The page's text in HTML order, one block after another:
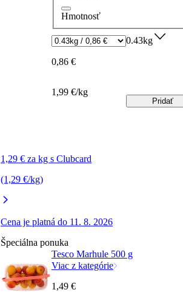
1,29 € za kg s Clubcard
(1,29 €/kg)
Cena je platná do 11. 8. 2026
Hmotnosť
0.43kg
0,86 €
1,99 €/kg
Pridať
Špeciálna ponuka
Tesco Marhule 500 g
Viac z kategórie
1,49 €